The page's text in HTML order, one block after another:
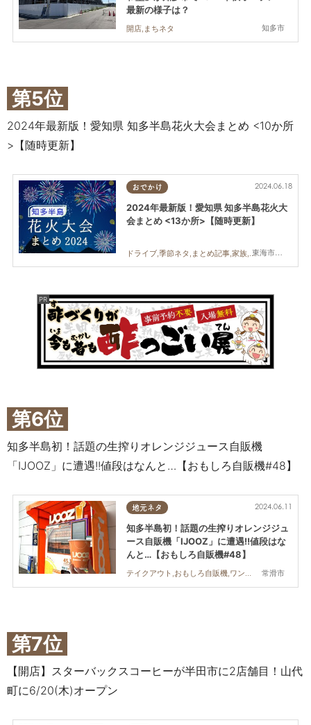
知多市
最新の様子は？
開店,まちネタ
第5位
2024年最新版！愛知県 知多半島花火大会まとめ <10か所
>【随時更新】
おでかけ
東海市,大府市,知多市,東浦町,阿久比町,半田市,常滑市,武豊町,美浜町,南知多町
2024.06.18
2024年最新版！愛知県 知多半島花火大
会まとめ <13か所>【随時更新】
ドライブ,季節ネタ,まとめ記事,家族,カップル,友人
第6位
知多半島初！話題の生搾りオレンジジュース自販機
「IJOOZ」に遭遇!!値段はなんと…【おもしろ自販機#48】
地元ネタ
常滑市
2024.06.11
知多半島初！話題の生搾りオレンジジュ
ース自販機「IJOOZ」に遭遇!!値段はな
んと…【おもしろ自販機#48】
テイクアウト,おもしろ自販機,ワンコイン
第7位
【開店】スターバックスコーヒーが半田市に2店舗目！山代
町に6/20(木)オープン